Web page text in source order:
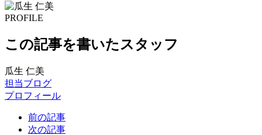
PROFILE
この記事を書いたスタッフ
瓜生 仁美
担当ブログ
プロフィール
前の記事
次の記事